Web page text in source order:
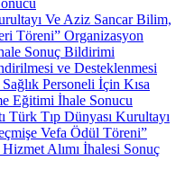
Ve Aziz Sancar Bilim,
Töreni” Organizasyon
Sonuç Bildirimi
ve Desteklenmesi
Personeli İçin Kısa
Eğitimi İhale Sonucu
Türk Tıp Dünyası Kurultayı
Vefa Ödül Töreni”
Alımı İhalesi Sonuç